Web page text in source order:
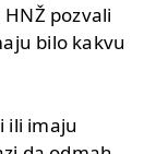
pozvali
bilo kakvu
ili imaju